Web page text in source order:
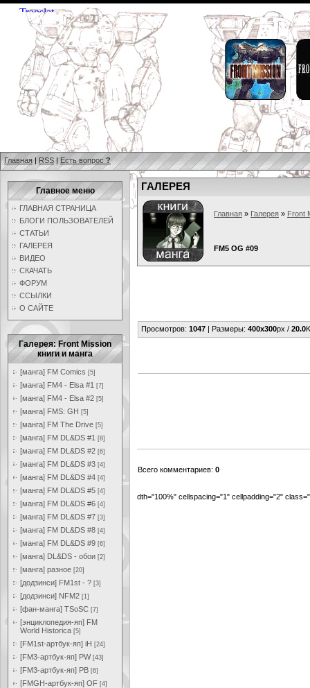
Главная | RSS | Есть вопрос ?
Главное меню
ГЛАВНАЯ СТРАНИЦА
БЛОГИ ПОЛЬЗОВАТЕЛЕЙ
СТАТЬИ
ГАЛЕРЕЯ
ВИДЕО
СКАЧАТЬ
ФОРУМ
ССЫЛКИ
О САЙТЕ
Галерея: Front Mission
книги и манга
[манга] FM Comics [5]
[манга] FM4 - Elsa #1 [7]
[манга] FM4 - Elsa #2 [5]
[манга] FMS: GH [5]
[манга] FM The Drive [5]
[манга] FM DL&DS #1 [8]
[манга] FM DL&DS #2 [6]
[манга] FM DL&DS #3 [4]
[манга] FM DL&DS #4 [4]
[манга] FM DL&DS #5 [4]
[манга] FM DL&DS #6 [4]
[манга] FM DL&DS #7 [3]
[манга] FM DL&DS #8 [4]
[манга] FM DL&DS #9 [6]
[манга] DL&DS - обои [2]
[манга] разное [20]
[додзинси] FM1st - ? [3]
[додзинси] NFM2 [1]
[фан-манга] TSoSC [7]
[энциклопедия-яп] FM
World Historica [5]
[FM1st-артбук-яп] iH [24]
[FM3-артбук-яп] PW [43]
[FM3-артбук-яп] PB [6]
[FMGH-артбук-яп] OF [4]
ГАЛЕРЕЯ
Главная » Галерея » Front
FM5 OG #09
Просмотров: 1047 | Размеры: 400x300px / 20.0
Всего комментариев: 0
dth="100%" cellspacing="1" cellpadding="2"